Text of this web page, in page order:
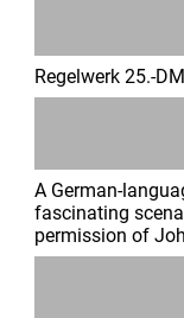
Regelwerk 25.-
A German-
fascinating
permission of